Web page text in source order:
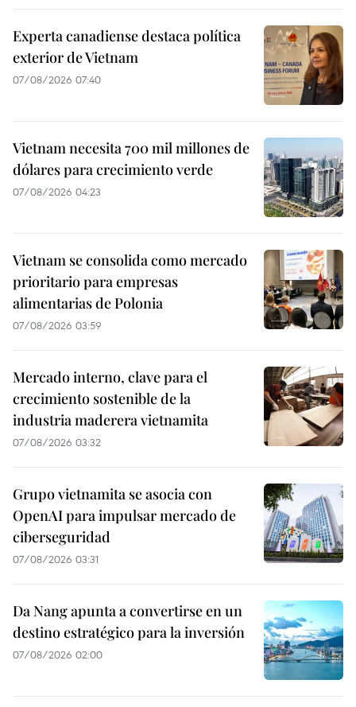
Experta canadiense destaca política
exterior de Vietnam
07/08/2026 07:40
Vietnam necesita 700 mil millones de
dólares para crecimiento verde
07/08/2026 04:23
Vietnam se consolida como mercado
prioritario para empresas
alimentarias de Polonia
07/08/2026 03:59
Mercado interno, clave para el
crecimiento sostenible de la
industria maderera vietnamita
07/08/2026 03:32
Grupo vietnamita se asocia con
OpenAI para impulsar mercado de
ciberseguridad
07/08/2026 03:31
Da Nang apunta a convertirse en un
destino estratégico para la inversión
07/08/2026 02:00